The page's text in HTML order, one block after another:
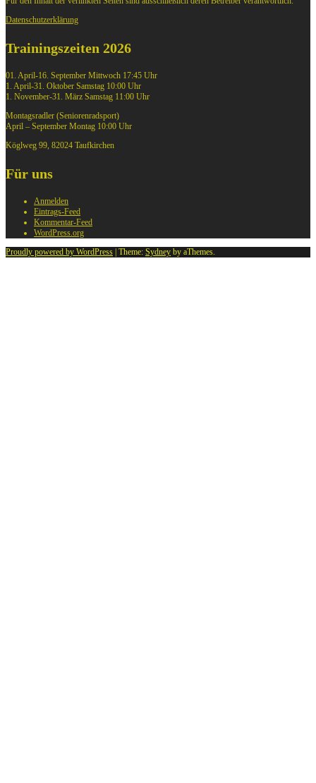
Datenschutzerklärung
Trainingszeiten 2026
01. April-16. September Mittwoch 17:45 Uhr
1. April-31. Oktober Samstag 10:00 Uhr
1. November-31. März Samstag 11:00 Uhr
Montagsradler (Seniorenradsport)
April – September Montag 10:00 Uhr
Köglweg 99, 82024 Taufkirchen
Für uns
Anmelden
Eintrags-Feed
Kommentar-Feed
WordPress.org
Proudly powered by WordPress Theme: Sydney by aThemes.